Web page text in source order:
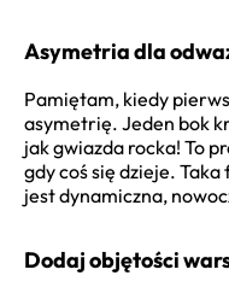
Asymetria dla
Pamiętam, kiedy
asymetrię. Jeden bok
jak gwiazda rocka! To
gdy coś się dzieje.
jest dynamiczna,
Dodaj objętości